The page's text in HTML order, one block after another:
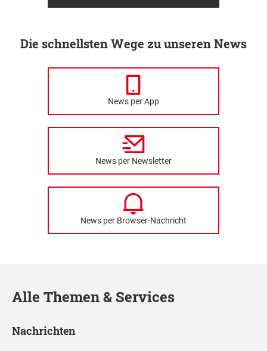
Die schnellsten Wege zu unseren News
News per App
News per Newsletter
News per Browser-Nachricht
Alle Themen & Services
Nachrichten